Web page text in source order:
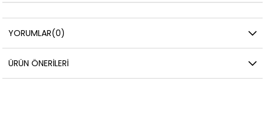
YORUMLAR(0)
ÜRÜN ÖNERILERI